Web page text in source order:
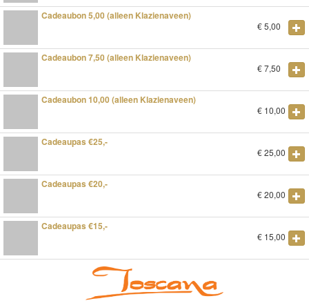
€5,00
Cadeaubon 5,00 (alleen Klazienaveen)
€7,50
Cadeaubon 7,50 (alleen Klazienaveen)
€ 10,00
Cadeaubon 10,00 (alleen Klazienaveen)
€25,00
Cadeaupas €25,-
€20,00
Cadeaupas €20,-
€ 15,00
Cadeaupas €15,-